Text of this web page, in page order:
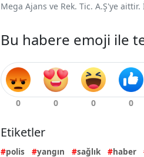
Mega Ajans ve Rek. Tic. A.Ş'ye
Bu habere emoji ile
Etiketler
polis yangın sağlık haber